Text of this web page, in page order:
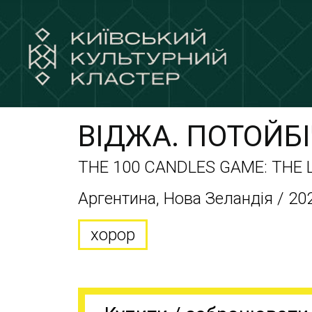
ВІДЖА.
THE 100 CANDLES GAME: THE
Аргентина, Нова Зеландія /
хорор